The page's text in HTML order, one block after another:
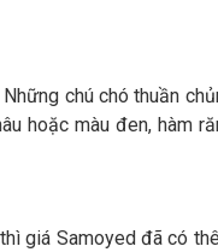
Những chú chó thuần
hoặc màu đen, hàm
giá Samoyed đã có